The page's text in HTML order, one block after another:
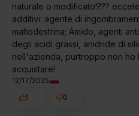
naturale o modificato!???
additivi: agente di
maltodestrina; Amido, agenti
degli acidi grassi, anidride di
nell'azienda, purtroppo non ho
acquistare!
12/17/2025
1
0